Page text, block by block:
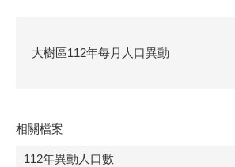
大樹區112年每月人口異動
相關檔案
112年異動人口數